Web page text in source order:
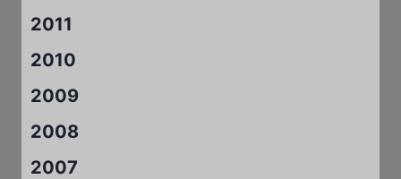
2011
2010
2009
2008
2007